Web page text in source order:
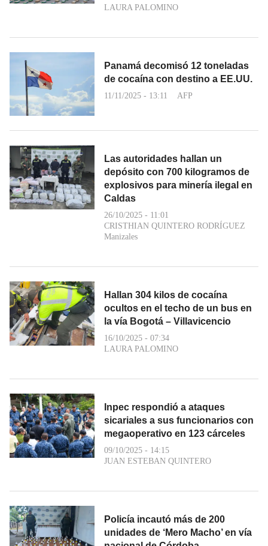
LAURA PALOMINO
Panamá decomisó 12 toneladas
de cocaína con destino a EE.UU.
11/11/2025 - 13:11 AFP
Las autoridades hallan un
depósito con 700 kilogramos de
explosivos para minería ilegal en
Caldas
26/10/2025 - 11:01
CRISTHIAN QUINTERO RODRÍGUEZ
Manizales
Hallan 304 kilos de cocaína
ocultos en el techo de un bus en
la vía Bogotá – Villavicencio
16/10/2025 - 07:34
LAURA PALOMINO
Inpec respondió a ataques
sicariales a sus funcionarios con
megaoperativo en 123 cárceles
09/10/2025 - 14:15
JUAN ESTEBAN QUINTERO
Policía incautó más de 200
unidades de ‘Mero Macho’ en vía